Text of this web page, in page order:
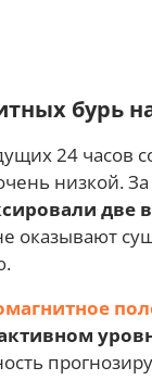
бурь
24 часов
низкой.
две
оказывают